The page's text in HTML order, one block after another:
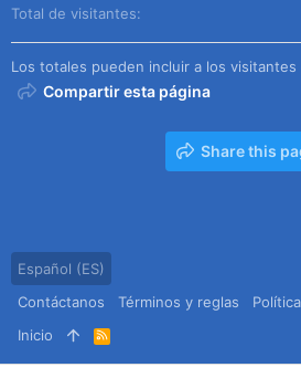
Total de visitantes
Los totales pueden incluir a los visitantes
Compartir esta página
Share this
Español (ES)
Contáctanos
Términos y reglas
Inicio
R
S
S